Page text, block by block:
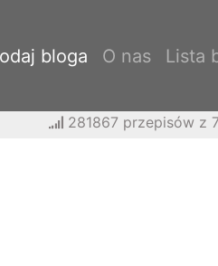
bloga O nas Lista
281867 przepisów z